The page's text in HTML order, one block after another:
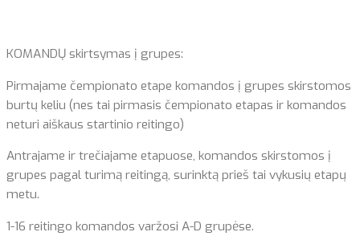
KOMANDŲ skirtsymas į grupes:
Pirmajame čempionato etape komandos į grupes skirstomos
burtų keliu (nes tai pirmasis čempionato etapas ir komandos
neturi aiškaus startinio reitingo)
Antrajame ir trečiajame etapuose, komandos skirstomos į
grupes pagal turimą reitingą, surinktą prieš tai vykusių etapų
metu.
1-16 reitingo komandos varžosi A-D grupėse.